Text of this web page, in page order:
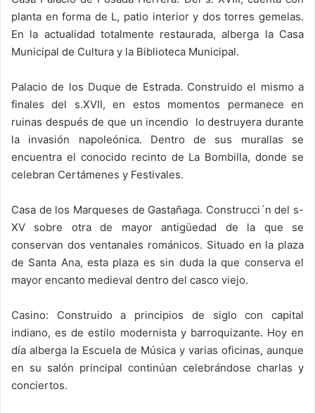
planta en forma de L, patio interior y dos torres gemelas.
En la actualidad totalmente restaurada, alberga la Casa
Municipal de Cultura y la Biblioteca Municipal.
Palacio de los Duque de Estrada. Construido el mismo a
finales del s.XVII, en estos momentos permanece en
ruinas después de que un incendio lo destruyera durante
la invasión napoleónica. Dentro de sus murallas se
encuentra el conocido recinto de La Bombilla, donde se
celebran Certámenes y Festivales.
Casa de los Marqueses de Gastañaga. Construcci´n del s-
XV sobre otra de mayor antigüedad de la que se
conservan dos ventanales románicos. Situado en la plaza
de Santa Ana, esta plaza es sin duda la que conserva el
mayor encanto medieval dentro del casco viejo.
Casino: Construido a principios de siglo con capital
indiano, es de estilo modernista y barroquizante. Hoy en
día alberga la Escuela de Música y varias oficinas, aunque
en su salón principal continúan celebrándose charlas y
conciertos.